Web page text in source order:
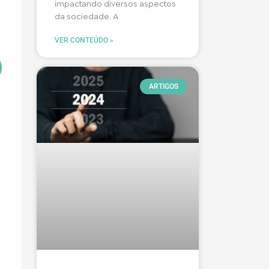
impactando diversos aspectos
da sociedade. A
VER CONTEÚDO »
ARTIGOS